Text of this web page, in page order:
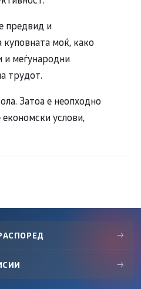
предвид и
куповната моќ, како
и меѓународни
трудот.
Затоа е неопходно
услови,
→
→